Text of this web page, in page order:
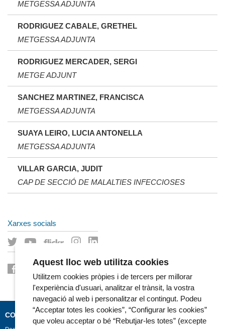
METGESSA ADJUNTA
RODRIGUEZ CABALE, GRETHEL
METGESSA ADJUNTA
RODRIGUEZ MERCADER, SERGI
METGE ADJUNT
SANCHEZ MARTINEZ, FRANCISCA
METGESSA ADJUNTA
SUAYA LEIRO, LUCIA ANTONELLA
METGESSA ADJUNTA
VILLAR GARCIA, JUDIT
CAP DE SECCIÓ DE MALALTIES INFECCIOSES
Xarxes socials
CONTACTE
Aquest lloc web utilitza cookies
Utilitzem cookies pròpies i de tercers per millorar
l'experiència d'usuari, analitzar el trànsit, la vostra
navegació al web i personalitzar el contingut. Podeu
“Acceptar totes les cookies”, “Configurar les cookies”
que voleu acceptar o bé “Rebutjar-les totes” (excepte